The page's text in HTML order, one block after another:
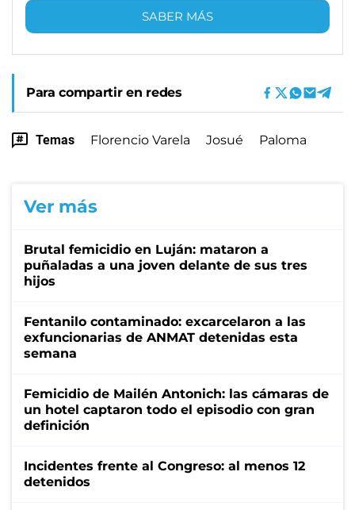
SABER MÁS
Para compartir en redes
Temas Florencio Varela Josué Paloma
Ver más
Brutal femicidio en Luján: mataron a
puñaladas a una joven delante de sus tres
hijos
Fentanilo contaminado: excarcelaron a las
exfuncionarias de ANMAT detenidas esta
semana
Femicidio de Mailén Antonich: las cámaras de
un hotel captaron todo el episodio con gran
definición
Incidentes frente al Congreso: al menos 12
detenidos